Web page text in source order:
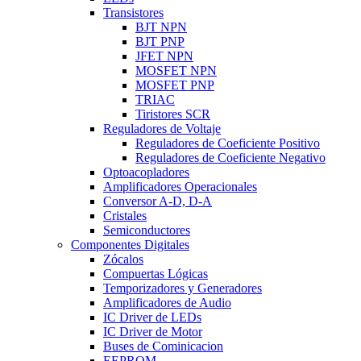
Transistores
BJT NPN
BJT PNP
JFET NPN
MOSFET NPN
MOSFET PNP
TRIAC
Tiristores SCR
Reguladores de Voltaje
Reguladores de Coeficiente Positivo
Reguladores de Coeficiente Negativo
Optoacopladores
Amplificadores Operacionales
Conversor A-D, D-A
Cristales
Semiconductores
Componentes Digitales
Zócalos
Compuertas Lógicas
Temporizadores y Generadores
Amplificadores de Audio
IC Driver de LEDs
IC Driver de Motor
Buses de Cominicacion